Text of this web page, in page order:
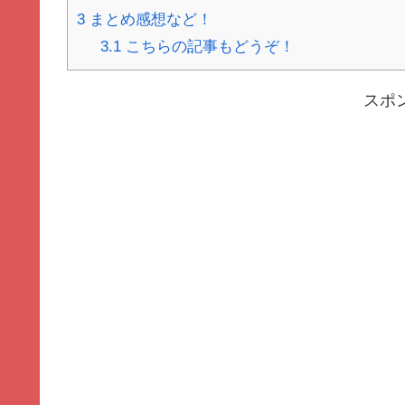
3 まとめ感想など！
3.1こちらの記事もどうぞ！
スポ